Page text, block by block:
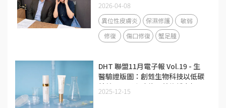
2026-04-08
異位性皮膚炎 保濕修護
敏弱
修復
傷口修復 蟹足腫
DHT 聯盟11月電子報 Vol.19 - 生
醫驗證版圖：創甡生物科技以低碳
精純膠原蛋白攻佔醫美修護市場
2025-12-15